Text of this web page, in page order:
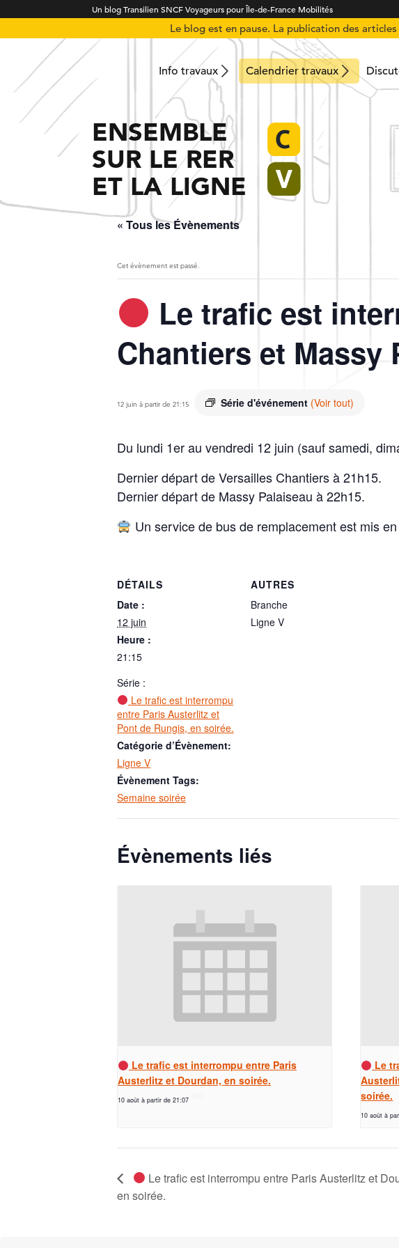
Un blog Transilien SNCF Voyageurs pour Île-de-France Mobilités
Le blog est en pause. La publication des
Info travaux Calendrier travaux
ENSEMBLE
SUR LE RER
ET LA LIGNE
« Tous les Évènements
Cet évènement est passé.
Le trafic est
Chantiers et Massy
12 juin à partir de 21:15 Série d'événement (Voir tout)
Du lundi 1er au vendredi 12 juin (sauf samedi,
Dernier départ de Versailles Chantiers à 21h15.
Dernier départ de Massy Palaiseau à 22h15.
Un service de bus de remplacement est mis
DÉTAILS
Date :
12 juin
Heure :
21:15
Série :
Le trafic est interrompu
entre Paris Austerlitz et
Pont de Rungis, en soirée.
Catégorie d’Évènement:
Ligne V
Évènement Tags:
Semaine soirée
AUTRES
Branche
Ligne V
Évènements liés
Le trafic est interrompu entre Paris
Austerlitz et Dourdan, en soirée.
10 août à partir de 21:07
Le
soirée.
10 août à
Le trafic est interrompu entre Paris Austerlitz et
en soirée.